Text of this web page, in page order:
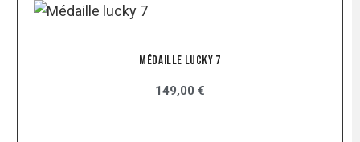
Médaille Lucky 7
149,00 €